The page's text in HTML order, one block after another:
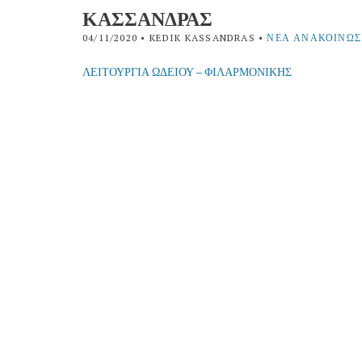
ΚΑΣΣΑΝΔΡΑΣ
04/11/2020 • KEDIK KASSANDRAS •ΝΈΑ
ΛΕΙΤΟΥΡΓΙΑ ΩΔΕΙΟΥ – ΦΙΛΑΡΜΟΝΙΚΗΣ